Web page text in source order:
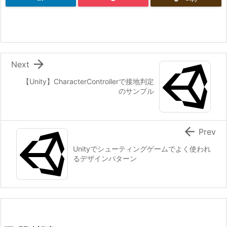
【Unity】CharacterControllerで接地判定
のサンプル

Next
Unityでシューティングゲームでよく使われ
るデザインパターン
 Prev